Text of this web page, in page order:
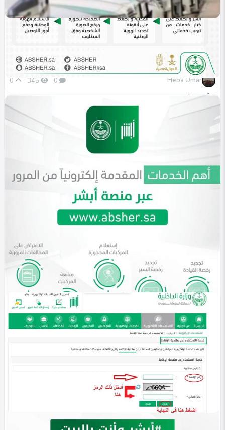
في التصنيف
تجديد الهوية الوطنية عبر أبشر 1447 .. خطوات وشروط
الخدمة
في التصنيف
الاستعلام عن المركبات المسجلة أبشر 1447 .. خطوات
معرفة البيانات
Heba Omar
0
345